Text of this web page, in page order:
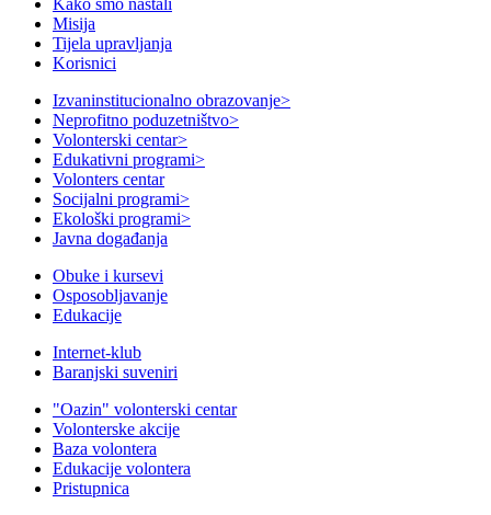
Kako smo nastali
Misija
Tijela upravljanja
Korisnici
Izvaninstitucionalno obrazovanje>
Neprofitno poduzetništvo>
Volonterski centar>
Edukativni programi>
Volonters centar
Socijalni programi>
Ekološki programi>
Javna događanja
Obuke i kursevi
Osposobljavanje
Edukacije
Internet-klub
Baranjski suveniri
"Oazin" volonterski centar
Volonterske akcije
Baza volontera
Edukacije volontera
Pristupnica